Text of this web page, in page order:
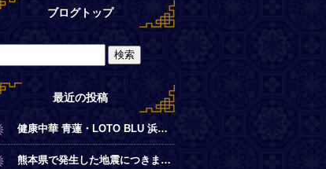
ブログトップ
最近の投稿
健康中華 青蓮・LOTO BLU 浜離宮店【夏季営業時間のお知らせ】
熊本県で発生した地震につきまして